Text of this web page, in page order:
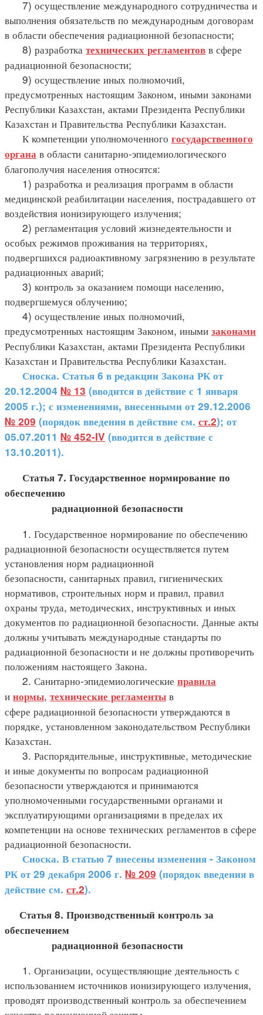
7) осуществление международного сотрудничества и
выполнения обязательств по международным договорам
в области обеспечения радиационной безопасности;
8) разработка технических регламентов в сфере
радиационной безопасности;
9) осуществление иных полномочий,
предусмотренных настоящим Законом, иными законами
Республики Казахстан, актами Президента Республики
Казахстан и Правительства Республики Казахстан.
К компетенции уполномоченного государственного
органа в области санитарно-эпидемиологического
благополучия населения относятся:
1) разработка и реализация программ в области
медицинской реабилитации населения, пострадавшего от
воздействия ионизирующего излучения;
2) регламентация условий жизнедеятельности и
особых режимов проживания на территориях,
подвергшихся радиоактивному загрязнению в результате
радиационных аварий;
3) контроль за оказанием помощи населению,
подвергшемуся облучению;
4) осуществление иных полномочий,
предусмотренных настоящим Законом, иными законами
Республики Казахстан, актами Президента Республики
Казахстан и Правительства Республики Казахстан.
Сноска. Статья 6 в редакции Закона РК от
20.12.2004 № 13 (вводится в действие с 1 января
2005 г.); с изменениями, внесенными от 29.12.2006
№ 209 (порядок введения в действие см. ст.2); от
05.07.2011 № 452-IV (вводится в действие с
13.10.2011).
Статья 7. Государственное нормирование по
обеспечению
радиационной безопасности
1. Государственное нормирование по обеспечению
радиационной безопасности осуществляется путем
установления норм радиационной
безопасности, санитарных правил, гигиенических
нормативов, строительных норм и правил, правил
охраны труда, методических, инструктивных и иных
документов по радиационной безопасности. Данные акты
должны учитывать международные стандарты по
радиационной безопасности и не должны противоречить
положениям настоящего Закона.
2. Санитарно-эпидемиологические правила
и нормы, технические регламенты в
сфере радиационной безопасности утверждаются в
порядке, установленном законодательством Республики
Казахстан.
3. Распорядительные, инструктивные, методические
и иные документы по вопросам радиационной
безопасности утверждаются и принимаются
уполномоченными государственными органами и
эксплуатирующими организациями в пределах их
компетенции на основе технических регламентов в сфере
радиационной безопасности.
Сноска. В статью 7 внесены изменения - Законом
РК от 29 декабря 2006 г. № 209 (порядок введения в
действие см. ст.2).
Статья 8. Производственный контроль за
обеспечением
радиационной безопасности
1. Организации, осуществляющие деятельность с
использованием источников ионизирующего излучения,
проводят производственный контроль за обеспечением